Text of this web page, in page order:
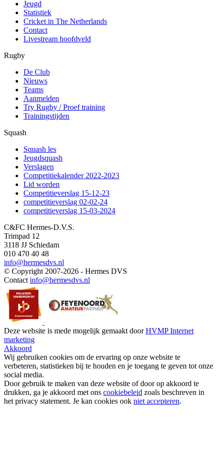
Jeugd
Statistiek
Cricket in The Netherlands
Contact
Livestream hoofdveld
Rugby
De Club
Nieuws
Teams
Aanmelden
Try Rugby / Proef training
Trainingstijden
Squash
Squash les
Jeugdsquash
Verslagen
Competitiekalender 2022-2023
Lid worden
Competitieverslag 15-12-23
competitieverslag 02-02-24
competitieverslag 15-03-2024
C&FC Hermes-D.V.S.
Trimpad 12
3118 JJ Schiedam
010 470 40 48
info@hermesdvs.nl
© Copyright 2007-2026 - Hermes DVS
Contact info@hermesdvs.nl
Deze website is mede mogelijk gemaakt doorHVMP Internet
marketing
Akkoord
Wij gebruiken cookies om de ervaring op onze website te
verbeteren, statistieken bij te houden en je toegang te geven tot onze
social media.
Door gebruik te maken van deze website of door op akkoord te
drukken, ga je akkoord met ons cookiebeleid zoals beschreven in
het privacy statement. Je kan cookies ook niet accepteren.